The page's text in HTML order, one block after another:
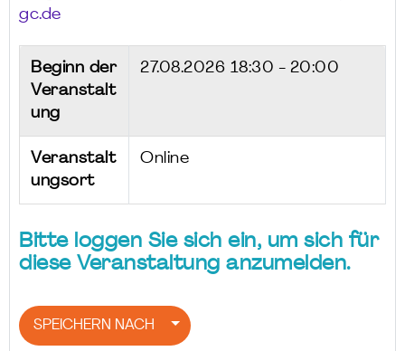
gc.de
Beginn der
Veranstalt
ung
27.08.2026 18:30 - 20:00
Veranstalt
ungsort
Online
Bitte loggen Sie sich ein, um sich für
diese Veranstaltung anzumelden.
SPEICHERN NACH